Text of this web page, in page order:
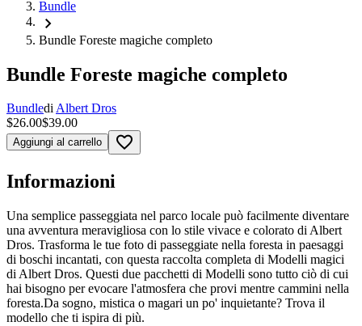
Bundle
chevron_right
Bundle Foreste magiche completo
Bundle Foreste magiche completo
BundlediAlbert Dros
$26.00$39.00
Aggiungi al carrello favorite_border
Informazioni
Una semplice passeggiata nel parco locale può facilmente diventare
una avventura meravigliosa con lo stile vivace e colorato di Albert
Dros. Trasforma le tue foto di passeggiate nella foresta in paesaggi
di boschi incantati, con questa raccolta completa di Modelli magici
di Albert Dros. Questi due pacchetti di Modelli sono tutto ciò di cui
hai bisogno per evocare l'atmosfera che provi mentre cammini nella
foresta.Da sogno, mistica o magari un po' inquietante? Trova il
modello che ti ispira di più.